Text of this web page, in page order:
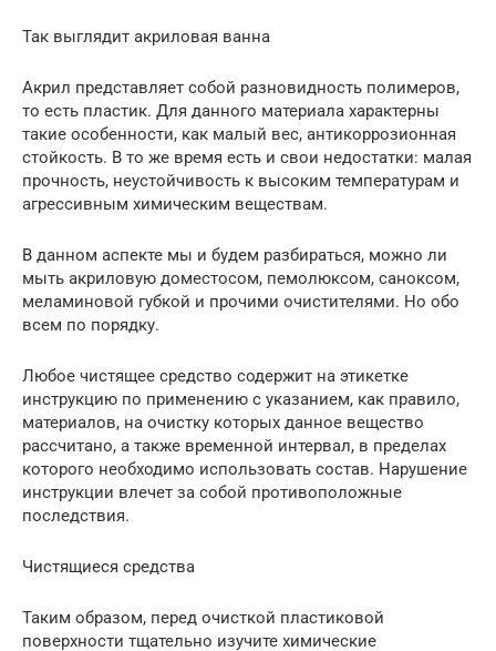
Так выглядит акриловая ванна
Акрил представляет собой разновидность полимеров,
то есть пластик. Для данного материала характерны
такие особенности, как малый вес, антикоррозионная
стойкость. В то же время есть и свои недостатки: малая
прочность, неустойчивость к высоким температурам и
агрессивным химическим веществам.
В данном аспекте мы и будем разбираться, можно ли
мыть акриловую доместосом, пемолюксом, саноксом,
меламиновой губкой и прочими очистителями. Но обо
всем по порядку.
Любое чистящее средство содержит на этикетке
инструкцию по применению с указанием, как правило,
материалов, на очистку которых данное вещество
рассчитано, а также временной интервал, в пределах
которого необходимо использовать состав. Нарушение
инструкции влечет за собой противоположные
последствия.
Чистящиеся средства
Таким образом, перед очисткой пластиковой
поверхности тщательно изучите химические